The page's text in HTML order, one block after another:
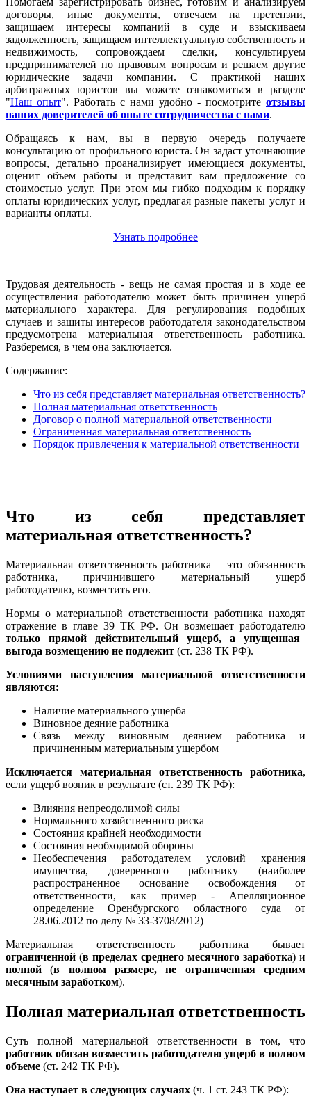
договоры, иные документы, отвечаем на претензии,
защищаем интересы компаний в суде и взыскиваем
задолженность, защищаем интеллектуальную собственность и
недвижимость, сопровождаем сделки, консультируем
предпринимателей по правовым вопросам и решаем другие
юридические задачи компании. С практикой наших
арбитражных юристов вы можете ознакомиться в разделе
"Наш опыт". Работать с нами удобно - посмотрите отзывы
наших доверителей об опыте сотрудничества с нами.
Обращаясь к нам, вы в первую очередь получаете
консультацию от профильного юриста. Он задаст уточняющие
вопросы, детально проанализирует имеющиеся документы,
оценит объем работы и представит вам предложение со
стоимостью услуг. При этом мы гибко подходим к порядку
оплаты юридических услуг, предлагая разные пакеты услуг и
варианты оплаты.
Узнать подробнее
Трудовая деятельность - вещь не самая простая и в ходе ее
осуществления работодателю может быть причинен ущерб
материального характера. Для регулирования подобных
случаев и защиты интересов работодателя законодательством
предусмотрена материальная ответственность работника.
Разберемся, в чем она заключается.
Содержание:
Что из себя представляет материальная ответственность?
Полная материальная ответственность
Договор о полной материальной ответственности
Ограниченная материальная ответственность
Порядок привлечения к материальной ответственности
Что из себя представляет
материальная ответственность?
Материальная ответственность работника – это обязанность
работника, причинившего материальный ущерб
работодателю, возместить его.
Нормы о материальной ответственности работника находят
отражение в главе 39 ТК РФ. Он возмещает работодателю
только прямой действительный ущерб, а упущенная
выгода возмещению не подлежит (ст. 238 ТК РФ).
Условиями наступления материальной ответственности
являются:
Наличие материального ущерба
Виновное деяние работника
Связь между виновным деянием работника и
причиненным материальным ущербом
Исключается материальная ответственность работника,
если ущерб возник в результате (ст. 239 ТК РФ):
Влияния непреодолимой силы
Нормального хозяйственного риска
Состояния крайней необходимости
Состояния необходимой обороны
Необеспечения работодателем условий хранения
имущества, доверенного работнику (наиболее
распространенное основание освобождения от
ответственности, как пример - Апелляционное
определение Оренбургского областного суда от
28.06.2012 по делу № 33-3708/2012)
Материальная ответственность работника бывает
ограниченной (в пределах среднего месячного заработка) и
полной (в полном размере, не ограниченная средним
месячным заработком).
Полная материальная ответственность
Суть полной материальной ответственности в том, что
работник обязан возместить работодателю ущерб в полном
объеме (ст. 242 ТК РФ).
Она наступает в следующих случаях (ч. 1 ст. 243 ТК РФ):